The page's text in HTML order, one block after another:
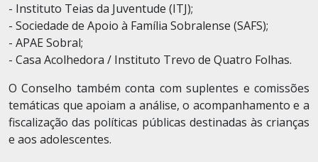
- Instituto Teias da Juventude (ITJ);
- Sociedade de Apoio à Família Sobralense (SAFS);
- APAE Sobral;
- Casa Acolhedora / Instituto Trevo de Quatro Folhas.
O Conselho também conta com suplentes e comissões
temáticas que apoiam a análise, o acompanhamento e a
fiscalização das políticas públicas destinadas às crianças
e aos adolescentes.